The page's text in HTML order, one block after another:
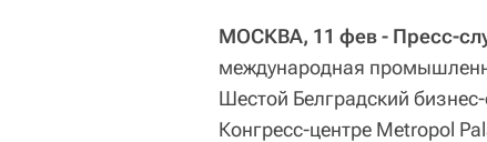
МОСКВА, 11 фев - Пресс-
международная
Шестой Белградский
Конгресс-центре Metropol